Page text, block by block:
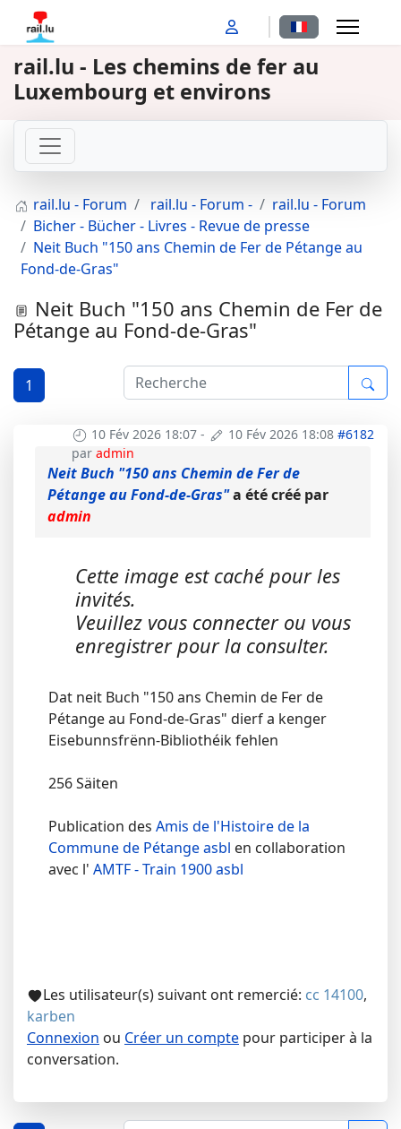
Sélectionnez
rail.lu - Les chemins de fer au
Luxembourg et environs
rail.lu - Forum rail.lu - Forum -
rail.lu - Forum
Bicher - Bücher - Livres - Revue de presse
Neit Buch "150 ans Chemin de Fer de Pétange au
Fond-de-Gras"
Neit Buch "150 ans Chemin de Fer de
Pétange au Fond-de-Gras"
1
10 Fév 2026 18:07 - 10 Fév 2026 18:08 #6182
par admin
Neit Buch "150 ans Chemin de Fer de
Pétange au Fond-de-Gras"a été créé par
admin
Cette image est caché pour les
invités.
Veuillez vous connecter ou vous
enregistrer pour la consulter.
Dat neit Buch "150 ans Chemin de Fer de
Pétange au Fond-de-Gras" dierf a kenger
Eisebunnsfrënn-Bibliothéik fehlen
256 Säiten
Publication des Amis de l'Histoire de la
Commune de Pétange asbl en collaboration
avec l' AMTF - Train 1900 asbl
Les utilisateur(s) suivant ont remercié: cc 14100,
karben
Connexion ou Créer un compte pour participer à la
conversation.